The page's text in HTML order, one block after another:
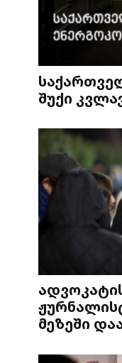
შუქი
მეზეში